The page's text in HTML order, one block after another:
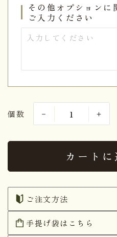
その他オプションに
ご入力ください
個数
カートに
ご注文方法
手提げ袋はこちら